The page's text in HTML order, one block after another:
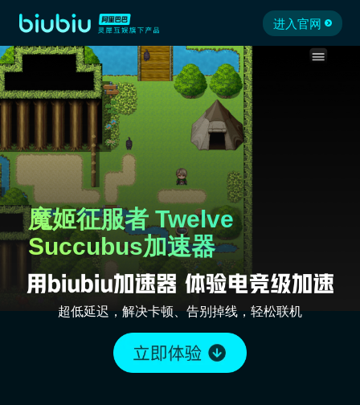
进入官网
魔姬征服者 Twelve
Succubus加速器
超低延迟，解决卡顿、告别掉线，轻松联机